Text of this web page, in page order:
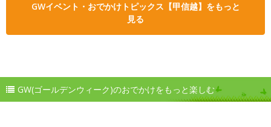
GWイベント・おでかけトピックス【甲信越】をもっと
見る
GW(ゴールデンウィーク)のおでかけをもっと楽しむ